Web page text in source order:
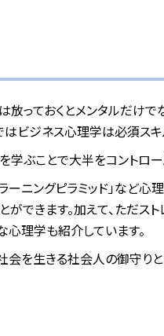
放っておくとメンタルだけ
はビジネス心理学は必須ス
学ぶことで大半をコントロ
ーニングピラミッド」など
できます。加えて、ただス
心理学も紹介しています。
会を生きる社会人の御守りと